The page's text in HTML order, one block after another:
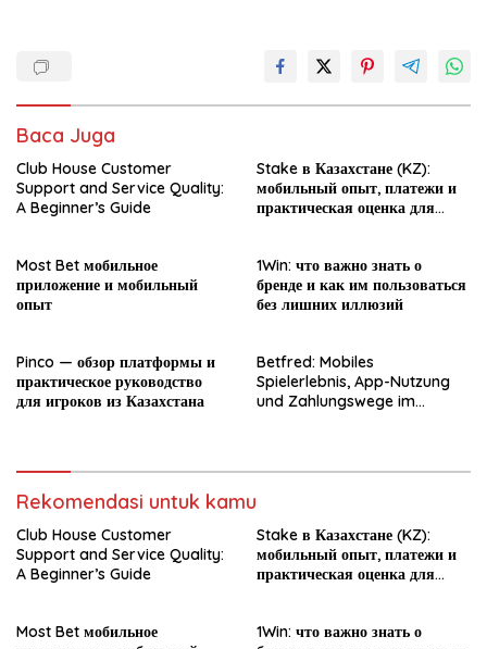
Baca Juga
Club House Customer
Support and Service Quality:
A Beginner’s Guide
Stake в Казахстане (KZ):
мобильный опыт, платежи и
практическая оценка для
Most Bet мобильное
приложение и мобильный
опыт
1Win: что важно знать о
бренде и как им пользоваться
без лишних иллюзий
Pinco — обзор платформы и
практическое руководство
для игроков из Казахстана
Betfred: Mobiles
Spielerlebnis, App-Nutzung
und Zahlungswege im
Rekomendasi untuk kamu
Club House Customer
Support and Service Quality:
A Beginner’s Guide
Stake в Казахстане (KZ):
мобильный опыт, платежи и
практическая оценка для
Most Bet мобильное
1Win: что важно знать о